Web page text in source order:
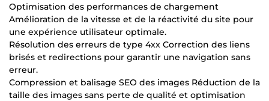
Optimisation des performances de chargement
Amélioration de la vitesse et de la réactivité du site pour
une expérience utilisateur optimale.
Résolution des erreurs de type 4xx Correction des liens
brisés et redirections pour garantir une navigation sans
erreur.
Compression et balisage SEO des images Réduction de la
taille des images sans perte de qualité et optimisation